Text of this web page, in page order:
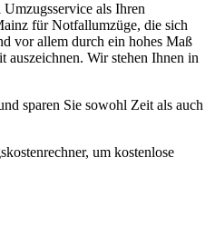
als Ihren
für Notfallumzüge, die sich
vor allem durch ein hohes Maß
auszeichnen. Wir stehen Ihnen in
sparen Sie sowohl Zeit als auch
um kostenlose